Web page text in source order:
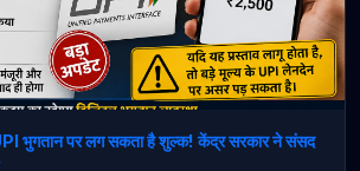
भुगतान पर लग सकता है शुल्क! केंद्र सरकार ने संसद